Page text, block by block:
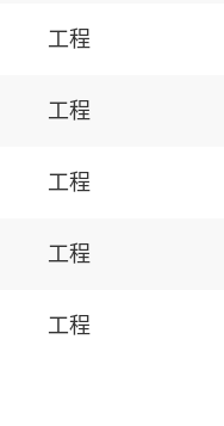
工程
工程
工程
工程
工程